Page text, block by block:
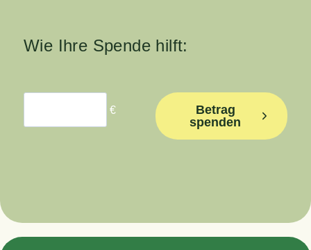
Wie Ihre Spen­de hilft:
€
Betrag
spenden